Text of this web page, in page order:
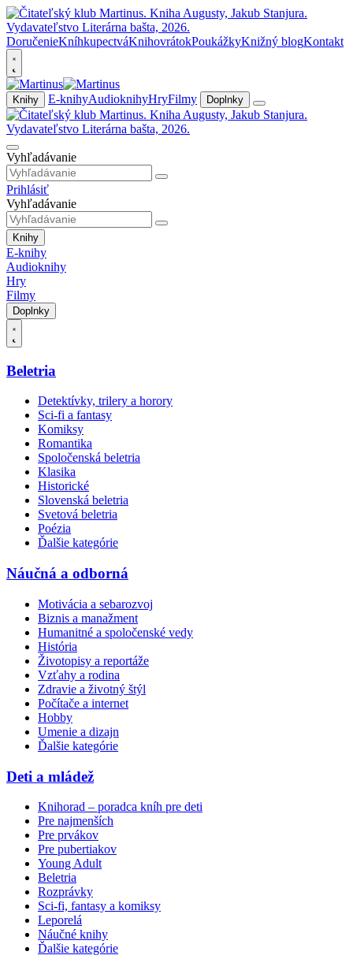
DoručenieKníhkupectváKnihovrátokPoukážkyKnižný blogKontakt
Knihy E-knihyAudioknihyHryFilmy Doplnky
Vyhľadávanie
Prihlásiť
Vyhľadávanie
Knihy
E-knihy
Audioknihy
Hry
Filmy
Doplnky
Beletria
Detektívky, trilery a horory
Sci-fi a fantasy
Komiksy
Romantika
Spoločenská beletria
Klasika
Historické
Slovenská beletria
Svetová beletria
Poézia
Ďalšie kategórie
Náučná a odborná
Motivácia a sebarozvoj
Biznis a manažment
Humanitné a spoločenské vedy
História
Životopisy a reportáže
Vzťahy a rodina
Zdravie a životný štýl
Počítače a internet
Hobby
Umenie a dizajn
Ďalšie kategórie
Deti a mládež
Knihorad – poradca kníh pre deti
Pre najmenších
Pre prvákov
Pre pubertiakov
Young Adult
Beletria
Rozprávky
Sci-fi, fantasy a komiksy
Leporelá
Náučné knihy
Ďalšie kategórie